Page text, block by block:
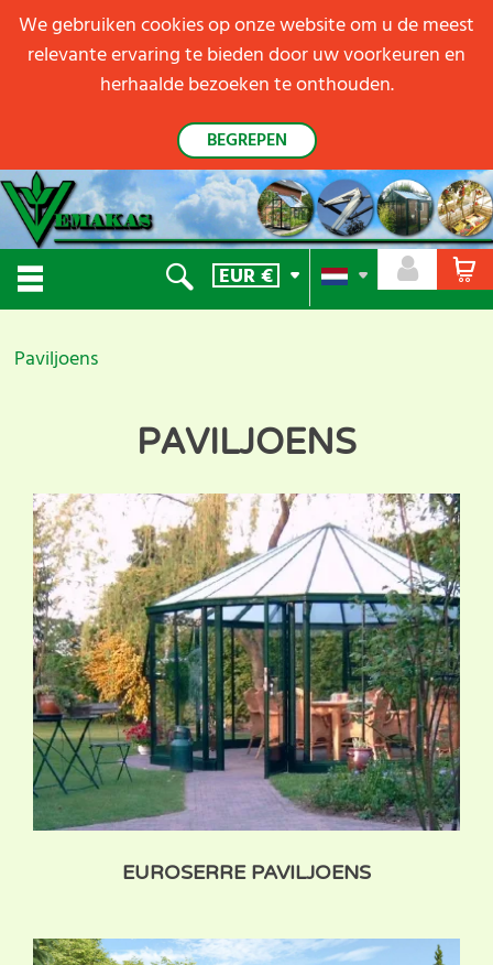
EUR€
Paviljoens
PAVILJOENS
EUROSERRE PAVILJOENS
We gebruiken cookies op onze website om u de meest
relevante ervaring te bieden door uw voorkeuren en
herhaalde bezoeken te onthouden.
BEGREPEN